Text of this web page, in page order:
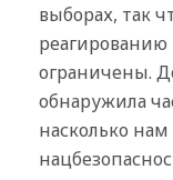
выборах, так
ограничены.
обнаружила
насколько